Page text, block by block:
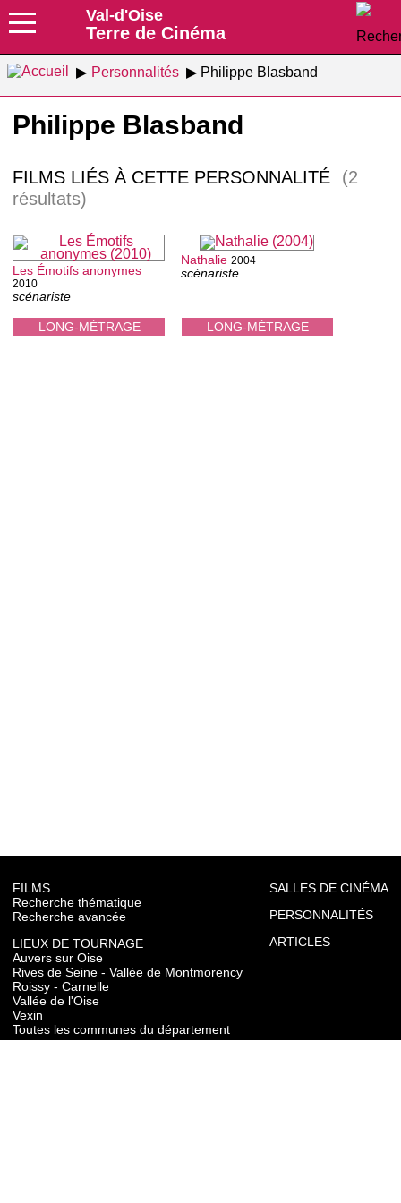
Val-d'Oise
Terre de Cinéma
Personnalités Philippe Blasband
Philippe Blasband
FILMS LIÉS À CETTE PERSONNALITÉ
(2
résultats)
LONG-MÉTRAGE
Les Émotifs anonymes
2010
scénariste
LONG-MÉTRAGE
Nathalie 2004
scénariste
FILMS
Recherche thématique
Recherche avancée
LIEUX DE TOURNAGE
Auvers sur Oise
Rives de Seine - Vallée de Montmorency
Roissy - Carnelle
Vallée de l'Oise
Vexin
Toutes les communes du département
SALLES DE CINÉMA
PERSONNALITÉS
ARTICLES